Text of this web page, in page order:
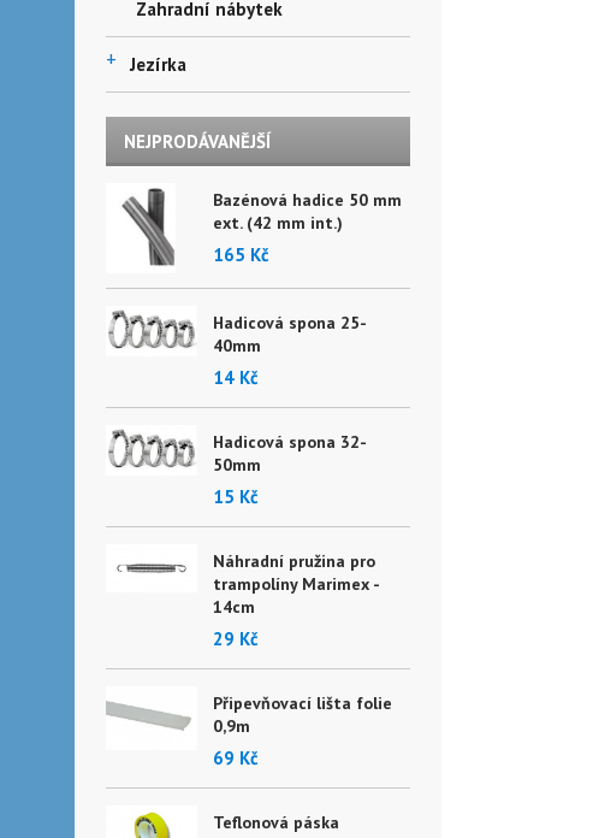
Zahradní nábytek
+ Jezírka
NEJPRODÁVANĚJŠÍ
Bazénová hadice 50 mm
ext. (42 mm int.)
165 Kč
Hadicová spona 25-
40mm
14 Kč
Hadicová spona 32-
50mm
15 Kč
Náhradní pružina pro
trampolíny Marimex -
14cm
29 Kč
Připevňovací lišta folie
0,9m
69 Kč
Teflonová páska